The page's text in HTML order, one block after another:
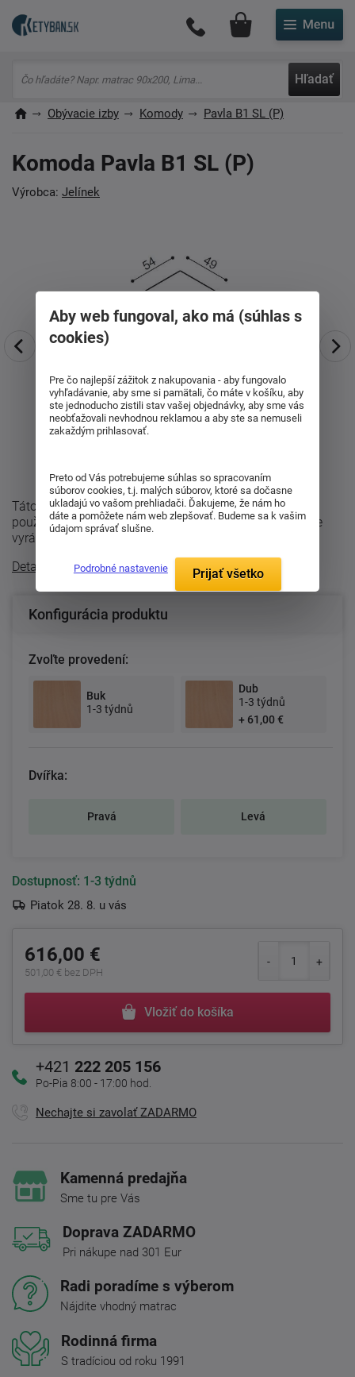
Hľadať
Môj účet
Obývacie izby Komody Pavla B1 SL (P)
Komoda Pavla B1 SL (P)
Výrobca: Jelínek
Táto komoda z rady Pavla je s presklenými dvierkami,
použité číre sklo, as dvoma poličkami vnútri. Komoda je
vyrábaná v rozmeroch 49 x 54 x ...
Detailný popis
Konfigurácia produktu
Zvoľte provedení:
Buk
1-3 týdnů
Dub
1-3 týdnů
+ 61,00 €
Dvířka:
Pravá Levá
Dostupnosť: 1-3 týdnů
Piatok 28. 8. u vás
616,00 €
501,00 € bez DPH
Vložiť do košíka
+421 222 205 156
Po-Pia 8:00 - 17:00 hod.
Nechajte si zavolať ZADARMO
Kamenná predajňa
Sme tu pre Vás
Doprava ZADARMO
Pri nákupe nad 301 Eur
Radi poradíme s výberom
Nájdite vhodný matrac
Rodinná firma
S tradíciou od roku 1991
Aby web fungoval, ako má (súhlas s
cookies)
Pre čo najlepší zážitok z nakupovania - aby fungovalo
vyhľadávanie, aby sme si pamätali, čo máte v košíku, aby
ste jednoducho zistili stav vašej objednávky, aby sme vás
neobťažovali nevhodnou reklamou a aby ste sa nemuseli
zakaždým prihlasovať.
Preto od Vás potrebujeme súhlas so spracovaním
súborov cookies, t.j. malých súborov, ktoré sa dočasne
ukladajú vo vašom prehliadači. Ďakujeme, že nám ho
dáte a pomôžete nám web zlepšovať. Budeme sa k vašim
údajom správať slušne.
Podrobné nastavenie Prijať všetko